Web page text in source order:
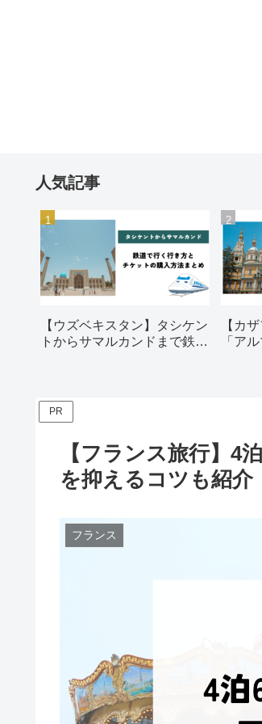
人気記事
【ウズベキスタン】タシケン
トからサマルカンドまで鉄道
【カ
「ア
PR
【フランス旅行】4
を抑えるコツも紹介
フランス